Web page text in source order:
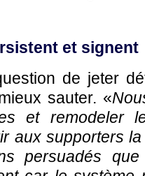
et signent
de jeter
sauter. «
et remodeler
aux supporters
persuadés